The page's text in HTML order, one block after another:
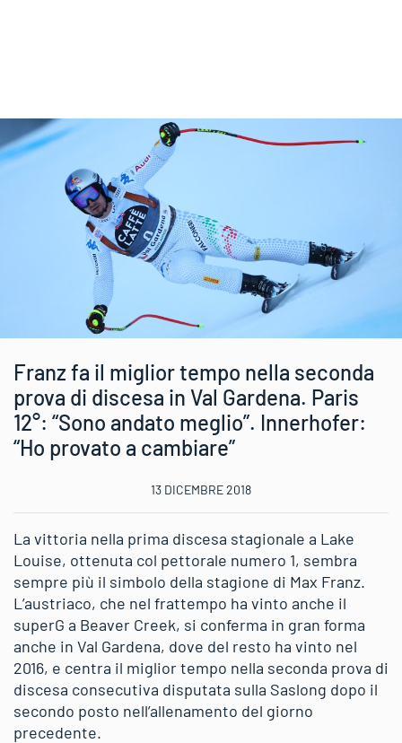
Franz fa il miglior tempo nella seconda
prova di discesa in Val Gardena. Paris
12°: “Sono andato meglio”. Innerhofer:
“Ho provato a cambiare”
13 DICEMBRE 2018
La vittoria nella prima discesa stagionale a Lake
Louise, ottenuta col pettorale numero 1, sembra
sempre più il simbolo della stagione di Max Franz.
L’austriaco, che nel frattempo ha vinto anche il
superG a Beaver Creek, si conferma in gran forma
anche in Val Gardena, dove del resto ha vinto nel
2016, e centra il miglior tempo nella seconda prova di
discesa consecutiva disputata sulla Saslong dopo il
secondo posto nell’allenamento del giorno
precedente.